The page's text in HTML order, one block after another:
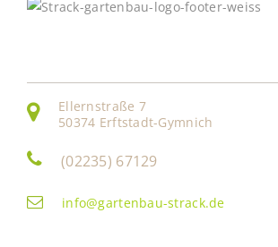
Ellernstraße 7
50374 Erftstadt-Gymnich
(02235) 67129
info@gartenbau-strack.de